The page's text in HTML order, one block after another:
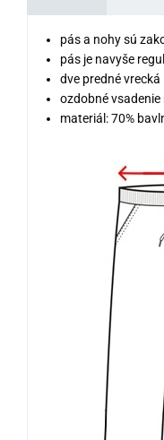
pás a nohy sú
pás je navyše
dve predné vrecká
ozdobné vsadenie
materiál: 70%